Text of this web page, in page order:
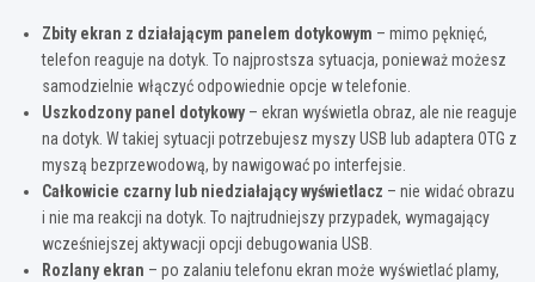
Zbity ekran z działającym panelem dotykowym – mimo pęknięć,
telefon reaguje na dotyk. To najprostsza sytuacja, ponieważ możesz
samodzielnie włączyć odpowiednie opcje w telefonie.
Uszkodzony panel dotykowy– ekran wyświetla obraz, ale nie reaguje
na dotyk. W takiej sytuacji potrzebujesz myszy USB lub adaptera OTG z
myszą bezprzewodową, by nawigować po interfejsie.
Całkowicie czarny lub niedziałający wyświetlacz – nie widać obrazu
i nie ma reakcji na dotyk. To najtrudniejszy przypadek, wymagający
wcześniejszej aktywacji opcji debugowania USB.
Rozlany ekran – po zalaniu telefonu ekran może wyświetlać plamy,